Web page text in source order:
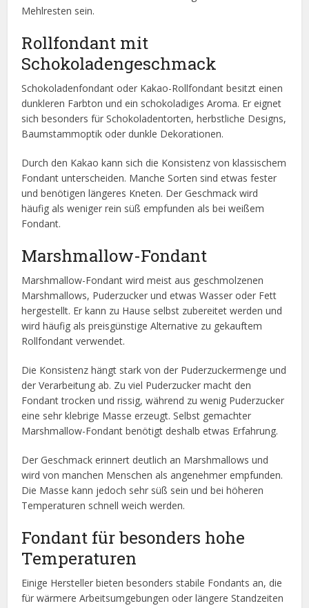
Mehlresten sein.
Rollfondant mit
Schokoladengeschmack
Schokoladenfondant oder Kakao-Rollfondant besitzt einen
dunkleren Farbton und ein schokoladiges Aroma. Er eignet
sich besonders für Schokoladentorten, herbstliche Designs,
Baumstammoptik oder dunkle Dekorationen.
Durch den Kakao kann sich die Konsistenz von klassischem
Fondant unterscheiden. Manche Sorten sind etwas fester
und benötigen längeres Kneten. Der Geschmack wird
häufig als weniger rein süß empfunden als bei weißem
Fondant.
Marshmallow-Fondant
Marshmallow-Fondant wird meist aus geschmolzenen
Marshmallows, Puderzucker und etwas Wasser oder Fett
hergestellt. Er kann zu Hause selbst zubereitet werden und
wird häufig als preisgünstige Alternative zu gekauftem
Rollfondant verwendet.
Die Konsistenz hängt stark von der Puderzuckermenge und
der Verarbeitung ab. Zu viel Puderzucker macht den
Fondant trocken und rissig, während zu wenig Puderzucker
eine sehr klebrige Masse erzeugt. Selbst gemachter
Marshmallow-Fondant benötigt deshalb etwas Erfahrung.
Der Geschmack erinnert deutlich an Marshmallows und
wird von manchen Menschen als angenehmer empfunden.
Die Masse kann jedoch sehr süß sein und bei höheren
Temperaturen schnell weich werden.
Fondant für besonders hohe
Temperaturen
Einige Hersteller bieten besonders stabile Fondants an, die
für wärmere Arbeitsumgebungen oder längere Standzeiten